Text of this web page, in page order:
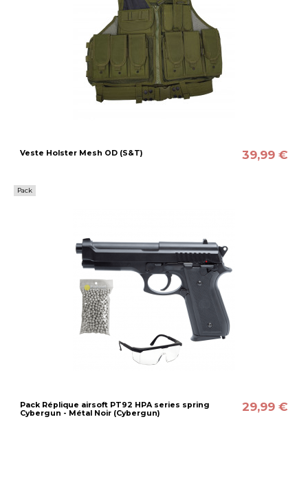
Veste Holster Mesh OD (S&T) 39,99 €
Pack
Pack Réplique airsoft PT92 HPA series spring
Cybergun - Métal Noir (Cybergun)
29,99 €